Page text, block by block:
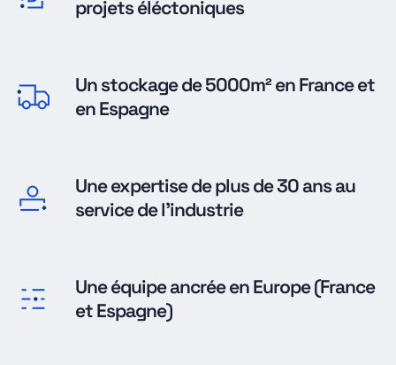
projets éléctoniques
Un stockage de 5000m² en France et
en Espagne
Une expertise de plus de 30 ans au
service de l'industrie
Une équipe ancrée en Europe (France
et Espagne)